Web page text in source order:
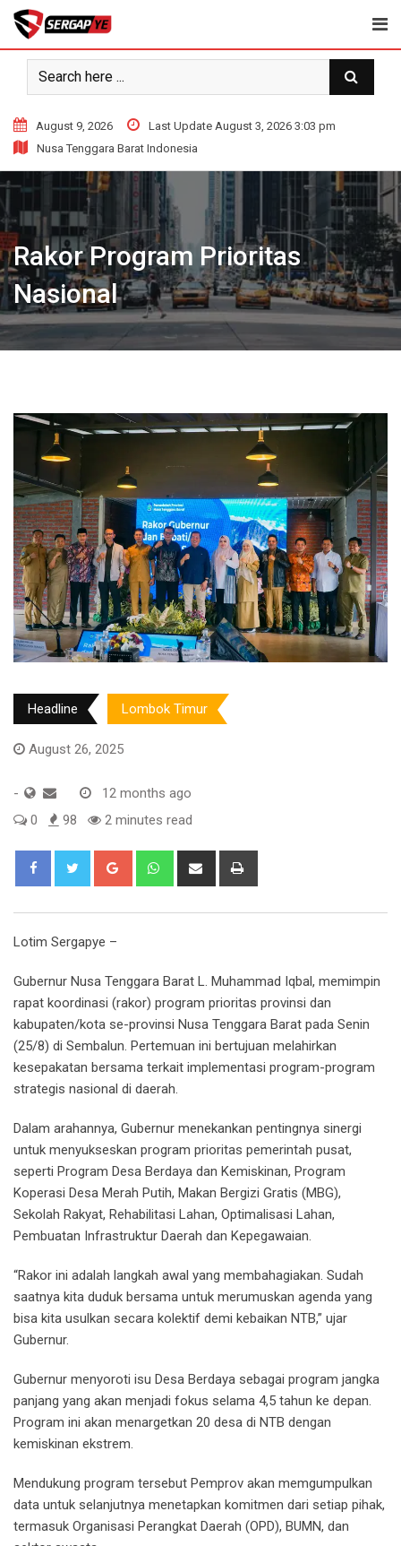
Skip
content
August 9, 2026
Last Update August 3, 2026 3:03 pm
Nusa Tenggara Barat Indonesia
Rakor Program Prioritas
Nasional
Headline Lombok Timur
August 26, 2025
-
12 months ago
0
98 2 minutes read
Google+ WhatsappShare
Lotim Sergapye –
Gubernur Nusa Tenggara Barat L. Muhammad Iqbal, memimpin
rapat koordinasi (rakor) program prioritas provinsi dan
kabupaten/kota se-provinsi Nusa Tenggara Barat pada Senin
(25/8) di Sembalun. Pertemuan ini bertujuan melahirkan
kesepakatan bersama terkait implementasi program-program
strategis nasional di daerah.
Dalam arahannya, Gubernur menekankan pentingnya sinergi
untuk menyukseskan program prioritas pemerintah pusat,
seperti Program Desa Berdaya dan Kemiskinan, Program
Koperasi Desa Merah Putih, Makan Bergizi Gratis (MBG),
Sekolah Rakyat, Rehabilitasi Lahan, Optimalisasi Lahan,
Pembuatan Infrastruktur Daerah dan Kepegawaian.
“Rakor ini adalah langkah awal yang membahagiakan. Sudah
saatnya kita duduk bersama untuk merumuskan agenda yang
bisa kita usulkan secara kolektif demi kebaikan NTB,” ujar
Gubernur.
Gubernur menyoroti isu Desa Berdaya sebagai program jangka
panjang yang akan menjadi fokus selama 4,5 tahun ke depan.
Program ini akan menargetkan 20 desa di NTB dengan
kemiskinan ekstrem.
Mendukung program tersebut Pemprov akan memgumpulkan
data untuk selanjutnya menetapkan komitmen dari setiap pihak,
termasuk Organisasi Perangkat Daerah (OPD), BUMN, dan